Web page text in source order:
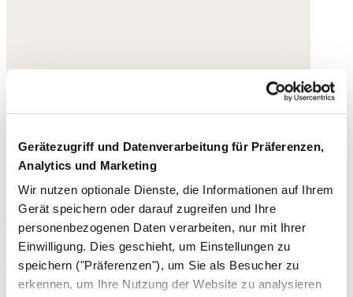
Gerätezugriff und Datenverarbeitung für Präferenzen,
Analytics und Marketing
Wir nutzen optionale Dienste, die Informationen auf Ihrem
Gerät speichern oder darauf zugreifen und Ihre
personenbezogenen Daten verarbeiten, nur mit Ihrer
Einwilligung. Dies geschieht, um Einstellungen zu
speichern ("Präferenzen"), um Sie als Besucher zu
erkennen, um Ihre Nutzung der Website zu analysieren
Bedruckte Bluse
Bio-Baumwolle